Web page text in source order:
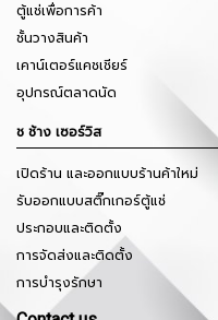
ตู้แช่เพื่อการค้า
ชั้นวางสินค้า
เคาน์เตอร์แคชเชียร์
อุปกรณ์ตลาดนัด
ช ช้าง เซอร์วิส
เปิดร้าน และออกแบบร้านค้าใหม่
รับออกแบบสติ๊กเกอร์ตู้แช่
ประกอบและติดตั้ง
การจัดส่งและติดตั้ง
การบำรุงรักษา